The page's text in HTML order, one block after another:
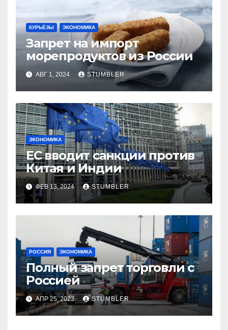
КУРЬЁЗЫ ЭКОНОМИКА
Запрет на импорт
морепродуктов из России
АВГ 1, 2024 STUMBLER
ЭКОНОМИКА
ЕС вводит санкции против
Китая и Индии
ФЕВ 13, 2024 STUMBLER
РОССИЯ ЭКОНОМИКА
Полный запрет торговли с
Россией
АПР 25, 2023 STUMBLER